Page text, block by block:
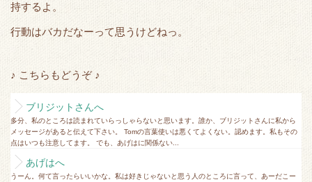
e
r
o
持するよ。
行動はバカだなーって思うけどねっ。
♪ こちらもどうぞ ♪
ブリジットさんへ
多分、私のところは読まれていらっしゃらないと思います。誰か、ブリジットさんに私から
メッセージがあると伝えて下さい。 Tomの言葉使いは悪くてよくない。認めます。私もその
点はいつも注意してます。 でも、あげはに関係ない...
あげはへ
うーん。何て言ったらいいかな。私は好きじゃないと思う人のところに言って、あーだこー